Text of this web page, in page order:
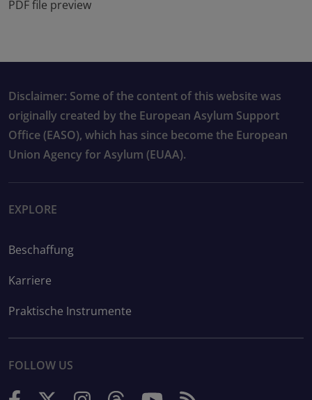
PDF file preview
Disclaimer: Some of the content of this website was
originally created by the European Asylum Support
Office (EASO), which has since become the European
Union Agency for Asylum (EUAA).
EXPLORE
Beschaffung
Karriere
Praktische Instrumente
FOLLOW US